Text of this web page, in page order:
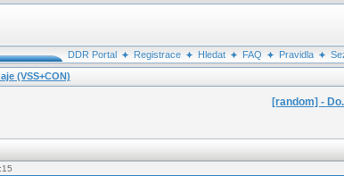
DDR Portal Registrace Hledat FAQ Pravidla
(VSS+CON)
[random] -